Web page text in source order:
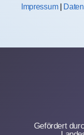
Impressum|
Gefördert